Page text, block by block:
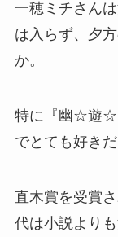
一穂ミチさん
は入らず、夕
か。
特に『幽☆遊☆
でとても好き
直木賞を受賞
代は小説より